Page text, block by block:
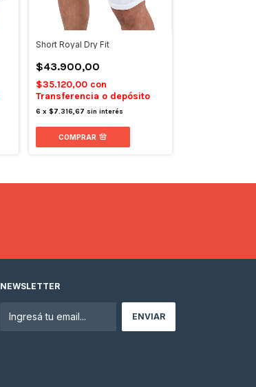
Short Royal Dry Fit
$43.900,00
$35.120,00 con
Transferencia o depósito
6 x $7.316,67 sin interés
COMPRAR
NEWSLETTER